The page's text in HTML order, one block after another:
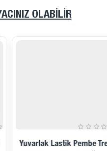
OLABILIR
Yuvarlak Lastik Bordo Tres